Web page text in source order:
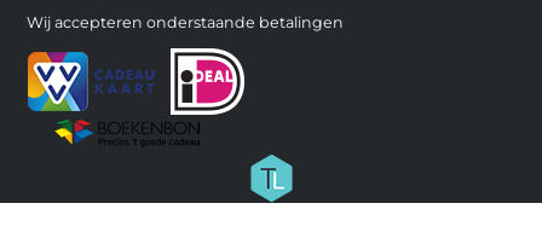
Wij accepteren onderstaande betalingen